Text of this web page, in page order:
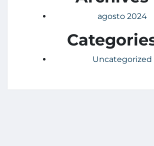
agosto 2024
Uncategorized